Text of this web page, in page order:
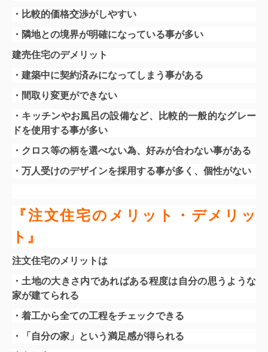
・比較的価格交渉がしやすい
・隣地との境界が明確になっている事が多い
建売住宅のデメリット
・建築中に契約済みになってしまう事がある
・間取り変更ができない
・キッチンやお風呂の設備など、比較的一般的なグレー
ドを使用する事が多い
・クロス等の柄を選べない為、好みが合わない事がある
・万人受けのデザインを採用する事が多く、個性がない
『注文住宅のメリット・デメリッ
ト』
注文住宅のメリットは
・土地の大きさ内であればある程度は自分の思うような
家が建てられる
・着工から全ての工程をチェックできる
・「自分の家」という満足感が得られる